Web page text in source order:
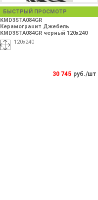
БЫСТРЫЙ ПРОСМОТР
KMD3STA084GR
Керамогранит Джебель
KMD3STA084GR черный 120х240
120х240
30 745 руб./шт